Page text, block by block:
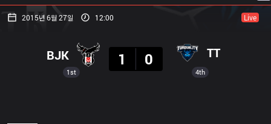
2015년 6월 27일 12:00 Live
1st
BJK
1
0 TT
4th